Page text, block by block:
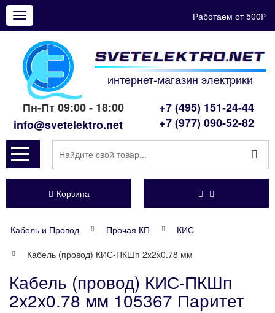
Показать
меню
Работаем от 500₽
интернет-магазин электрики
Пн-Пт 09:00 - 18:00
info@svetelektro.net
+7 (495) 151-24-44
+7 (977) 090-52-82
Корзина
Кабель и Провод Прочая КП
КИС
Кабель (провод) КИС-ПКШп 2х2х0.78 мм
Кабель (провод) КИС-ПКШп
2х2х0.78 мм 105367 Паритет